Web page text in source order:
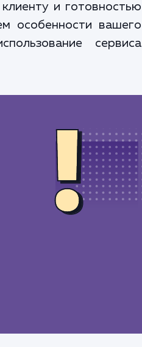
и готовностью
особенности вашего
сервиса